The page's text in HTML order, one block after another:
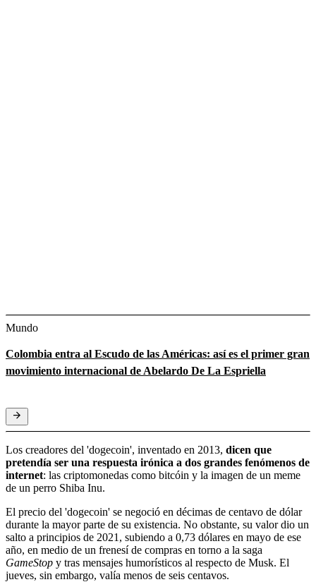
Mundo
Colombia entra al Escudo de las Américas: así es el primer gran
movimiento internacional de Abelardo De La Espriella
Los creadores del 'dogecoin', inventado en 2013, dicen que
pretendía ser una respuesta irónica a dos grandes fenómenos de
internet: las criptomonedas como bitcóin y la imagen de un meme
de un perro Shiba Inu.
El precio del 'dogecoin' se negoció en décimas de centavo de dólar
durante la mayor parte de su existencia. No obstante, su valor dio un
salto a principios de 2021, subiendo a 0,73 dólares en mayo de ese
año, en medio de un frenesí de compras en torno a la saga
GameStop y tras mensajes humorísticos al respecto de Musk. El
jueves, sin embargo, valía menos de seis centavos.